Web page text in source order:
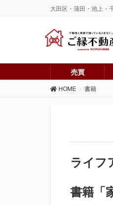
大田区・蒲田・池上・
売買
HOME 書籍
ライフ
書籍「